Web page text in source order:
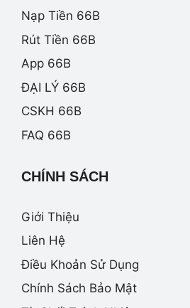
Nạp Tiền 66B
Rút Tiền 66B
App 66B
ĐẠI LÝ 66B
CSKH 66B
FAQ 66B
CHÍNH SÁCH
Giới Thiệu
Liên Hệ
Điều Khoản Sử Dụng
Chính Sách Bảo Mật